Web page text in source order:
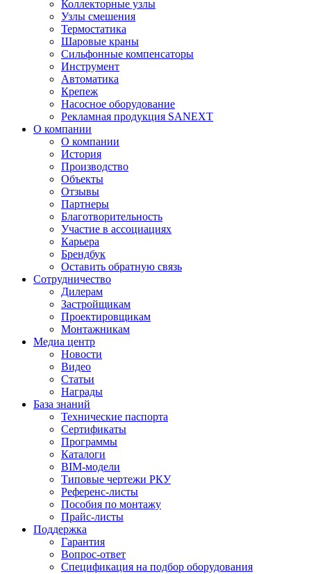
Коллекторные узлы
Узлы смешения
Термостатика
Шаровые краны
Сильфонные компенсаторы
Инструмент
Автоматика
Крепеж
Насосное оборудование
Рекламная продукция SANEXT
О компании
О компании
История
Производство
Объекты
Отзывы
Партнеры
Благотворительность
Участие в ассоциациях
Карьера
Брендбук
Оставить обратную связь
Сотрудничество
Дилерам
Застройщикам
Проектировщикам
Монтажникам
Медиа центр
Новости
Видео
Статьи
Награды
База знаний
Технические паспорта
Сертификаты
Программы
Каталоги
BIM-модели
Типовые чертежи РКУ
Референс-листы
Пособия по монтажу
Прайс-листы
Поддержка
Гарантия
Вопрос-ответ
Спецификация на подбор оборудования